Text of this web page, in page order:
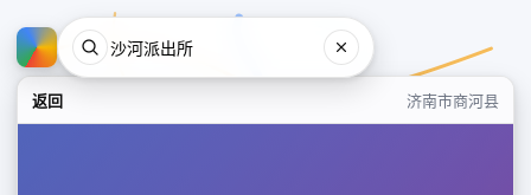
返回 济南市商河县